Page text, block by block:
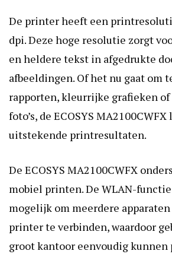
De printer heeft een
dpi. Deze hoge resolutie zorgt
en heldere tekst in afgedrukte
afbeeldingen. Of het nu gaat om
rapporten, kleurrijke grafieken of
foto’s, de ECOSYS
uitstekende printresultaten.
De ECOSYS MA2100CWFX
mobiel printen. De WLAN-
mogelijk om meerdere
printer te verbinden, waardoor
groot kantoor eenvoudig